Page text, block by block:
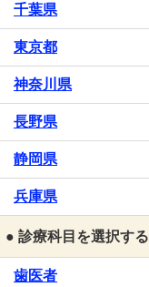
千葉県
東京都
神奈川県
長野県
静岡県
兵庫県
● 診療科目を選択する
歯医者